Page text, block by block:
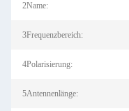
2Name:
3Frequenzbereich:
4Polarisierung:
5Antennenlänge: